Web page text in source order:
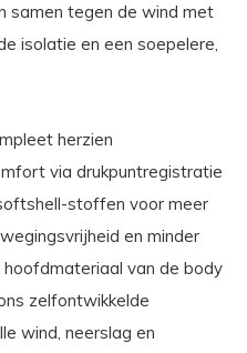
samen tegen de wind met
isolatie en een soepelere,
herzien
via drukpuntregistratie
stoffen voor meer
en minder
van de body
zelfontwikkelde
wind, neerslag en